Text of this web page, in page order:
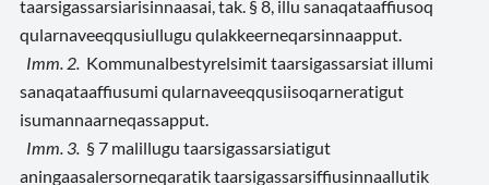
taarsigassarsiarisinnaasai, tak. § 8, illu sanaqataaffiusoq
qularnaveeqqusiullugu qulakkeerneqarsinnaapput.
Imm. 2. Kommunalbestyrelsimit taarsigassarsiat illumi
sanaqataaffiusumi qularnaveeqqusiisoqarneratigut
isumannaarneqassapput.
Imm. 3. § 7 malillugu taarsigassarsiatigut
aningaasalersorneqaratik taarsigassarsiffiusinnaallutik